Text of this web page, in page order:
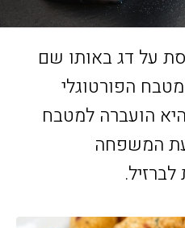
על דג באותו שם
הפורטוגלי
מהמאה ה-14. היא הועברה למטבח
המשפחה